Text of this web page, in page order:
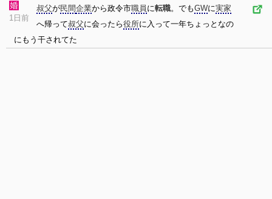
1日前
叔父が民間企業から政令市職員 に転職。でもGWに実家
へ帰って叔父に会ったら役所に入って一年ちょっとなの
にもう干されてた